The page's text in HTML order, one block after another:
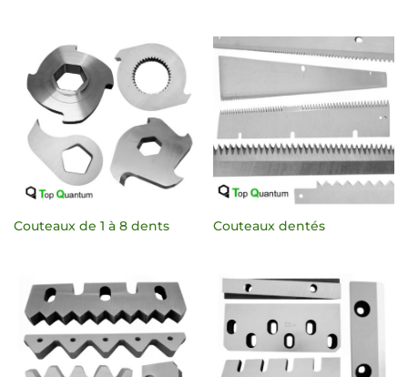
Couteaux de 1 à 8 dents Couteaux dentés